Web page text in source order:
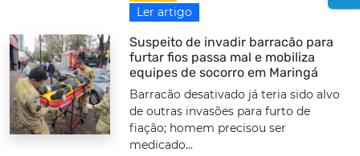
Ler artigo
Suspeito de invadir barracão para
furtar fios passa mal e mobiliza
equipes de socorro em Maringá
Barracão desativado já teria sido alvo
de outras invasões para furto de
fiação; homem precisou ser
medicado...